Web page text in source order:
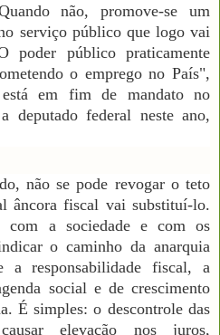
não, promove-se um
serviço público que logo vai
poder público praticamente
o emprego no País",
em fim de mandato no
deputado federal neste ano,
não se pode revogar o teto
âncora fiscal vai substituí-lo.
com a sociedade e com os
o caminho da anarquia
a responsabilidade fiscal, a
social e de crescimento
É simples: o descontrole das
elevação nos juros,